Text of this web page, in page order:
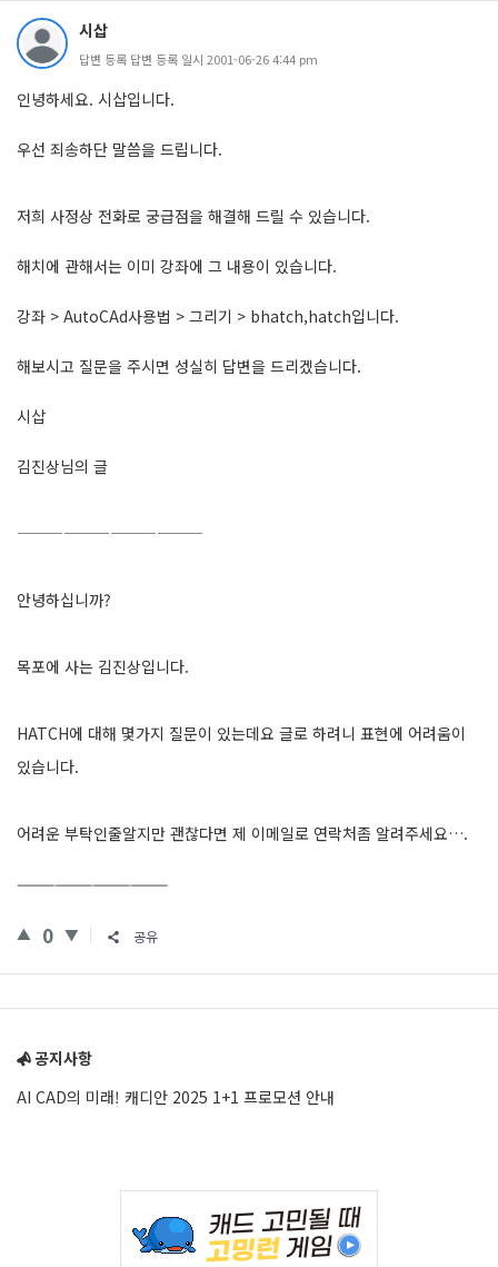
시삽
답변 등록 답변 등록 일시 2001-06-26 4:44 pm
인녕하세요. 시삽입니다.
우선 죄송하단 말씀을 드립니다.
저희 사정상 전화로 궁급점을 해결해 드릴 수 있습니다.
해치에 관해서는 이미 강좌에 그 내용이 있습니다.
강좌 > AutoCAd사용법 > 그리기 > bhatch,hatch입니다.
해보시고 질문을 주시면 성실히 답변을 드리겠습니다.
시삽
김진상님의 글
————————————
안녕하십니까?
목포에 사는 김진상입니다.
HATCH에 대해 몇가지 질문이 있는데요 글로 하려니 표현에 어려움이
있습니다.
어려운 부탁인줄알지만 괜찮다면 제 이메일로 연락처좀 알려주세요….
————————————
0 공유
공지사항
AI CAD의 미래! 캐디안 2025 1+1 프로모션 안내